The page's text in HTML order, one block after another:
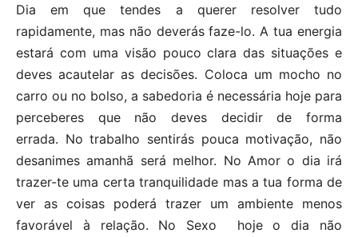
Dia em que tendes a querer resolver tudo
rapidamente, mas não deverás faze-lo. A tua energia
estará com uma visão pouco clara das situações e
deves acautelar as decisões. Coloca um mocho no
carro ou no bolso, a sabedoria é necessária hoje para
perceberes que não deves decidir de forma
errada. No trabalho sentirás pouca motivação, não
desanimes amanhã será melhor. No Amor o dia irá
trazer-te uma certa tranquilidade mas a tua forma de
ver as coisas poderá trazer um ambiente menos
favorável à relação. No Sexo hoje o dia não